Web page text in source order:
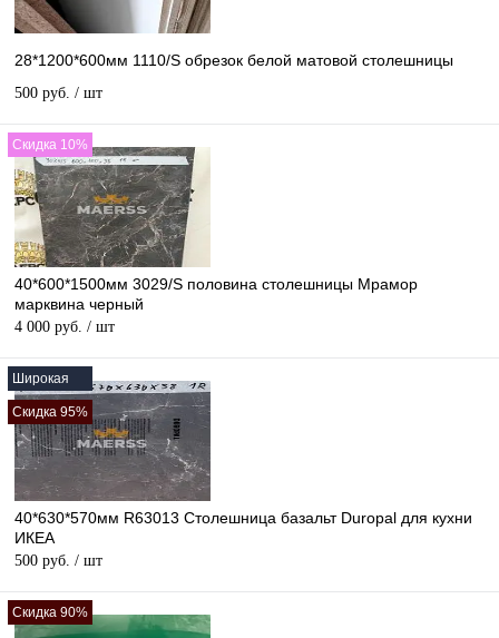
28*1200*600мм 1110/S обрезок белой матовой столешницы
500 руб. / шт
Скидка 10%
40*600*1500мм 3029/S половина столешницы Мрамор
марквина черный
4 000 руб. / шт
Широкая
Скидка 95%
40*630*570мм R63013 Столешница базальт Duropal для кухни
ИКЕА
500 руб. / шт
Скидка 90%